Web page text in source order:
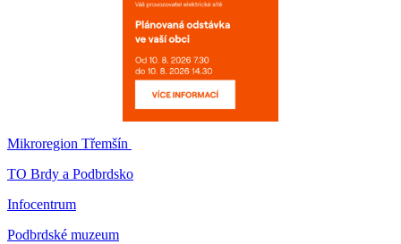
Mikroregion Třemšín
TO Brdy a Podbrdsko
Infocentrum
Podbrdské muzeum